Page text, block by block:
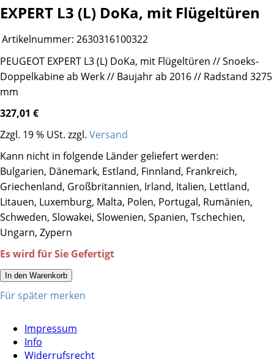
EXPERT L3 (L) DoKa, mit Flügeltüren
Artikelnummer: 2630316100322
PEUGEOT EXPERT L3 (L) DoKa, mit Flügeltüren // Snoeks-
Doppelkabine ab Werk // Baujahr ab 2016 // Radstand 3275
mm
327,01 €
Zzgl. 19 % USt. zzgl. Versand
Kann nicht in folgende Länder geliefert werden:
Bulgarien, Dänemark, Estland, Finnland, Frankreich,
Griechenland, Großbritannien, Irland, Italien, Lettland,
Litauen, Luxemburg, Malta, Polen, Portugal, Rumänien,
Schweden, Slowakei, Slowenien, Spanien, Tschechien,
Ungarn, Zypern
Es wird für Sie Gefertigt
In den Warenkorb
Für später merken
Impressum
Info
Widerrufsrecht